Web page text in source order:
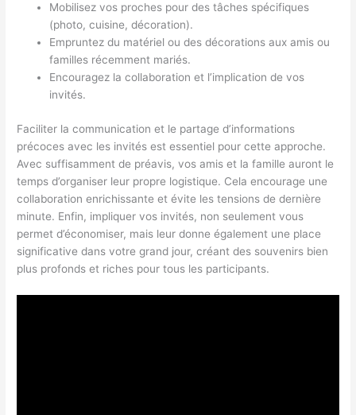
Mobilisez vos proches pour des tâches spécifiques
(photo, cuisine, décoration).
Empruntez du matériel ou des décorations aux amis ou
familles récemment mariés.
Encouragez la collaboration et l’implication de vos
invités.
Faciliter la communication et le partage d’informations
précoces avec les invités est essentiel pour cette approche.
Avec suffisamment de préavis, vos amis et la famille auront le
temps d’organiser leur propre logistique. Cela encourage une
collaboration enrichissante et évite les tensions de dernière
minute. Enfin, impliquer vos invités, non seulement vous
permet d’économiser, mais leur donne également une place
significative dans votre grand jour, créant des souvenirs bien
plus profonds et riches pour tous les participants.